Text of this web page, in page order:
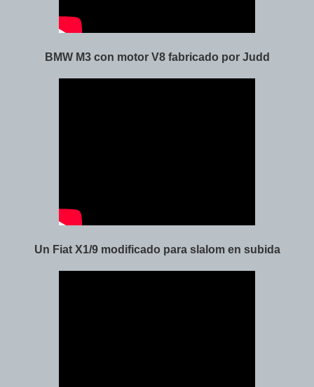
BMW M3 con motor V8 fabricado por Judd
Un Fiat X1/9 modificado para slalom en subida